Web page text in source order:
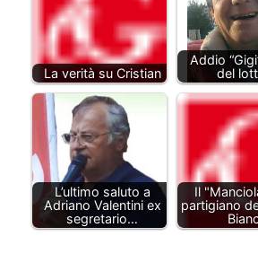
La verità su Cristian
Addio
del
L’ultimo saluto a
Adriano Valentini ex
segretario…
Il
partigiano